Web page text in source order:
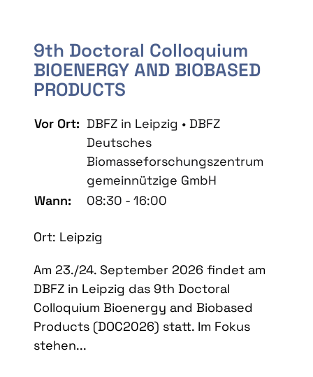
9th Doctoral Colloquium
BIOENERGY AND BIOBASED
PRODUCTS
Vor Ort: DBFZ in Leipzig • DBFZ
Deutsches
Biomasseforschungszentrum
gemeinnützige GmbH
Wann:
08:30 - 16:00
Ort: Leipzig
Am 23./24. September 2026 findet am
DBFZ in Leipzig das 9th Doctoral
Colloquium Bioenergy and Biobased
Products (DOC2026) statt. Im Fokus
stehen...